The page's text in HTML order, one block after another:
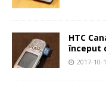
HTC
început
2017-10-